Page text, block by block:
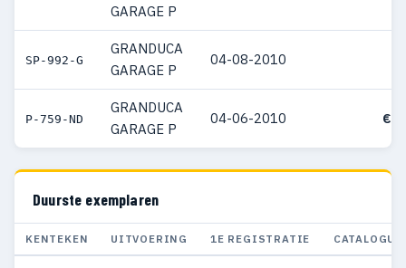
GARAGE P
SP-992-G
GRANDUCA
GARAGE P
04-08-2010
P-759-ND
GRANDUCA
GARAGE P
04-06-2010 €
Duurste exemplaren
KENTEKEN UITVOERING 1E REGISTRATIE